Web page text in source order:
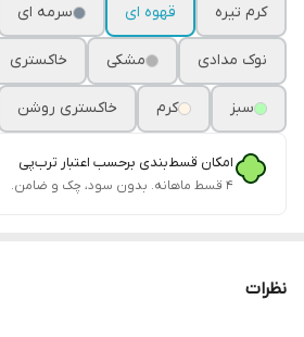
کرم تیره
قهوه ای سرمه ای
نوک مدادی مشکی خاکستری
سبز کرم خاکستری روشن
امکان قسط‌بندی برحسب اعتبار ترب‌پی
۴ قسط ماهانه. بدون سود، چک و ضامن.
نظرات